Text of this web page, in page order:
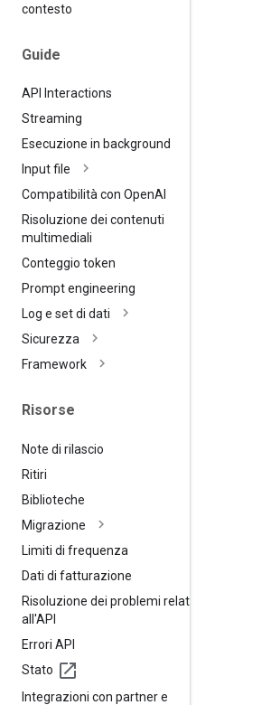
contesto
Guide
API Interactions
Streaming
Esecuzione in background
Input file
Compatibilità con OpenAI
Risoluzione dei contenuti
multimediali
Conteggio token
Prompt engineering
Log e set di dati
Sicurezza
Framework
Risorse
Note di rilascio
Ritiri
Biblioteche
Migrazione
Limiti di frequenza
Dati di fatturazione
Risoluzione dei problemi relativi
all'API
Errori API
Stato
Integrazioni con partner e